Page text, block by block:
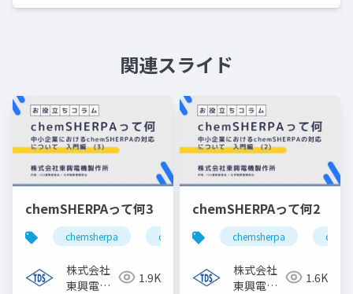
関連スライド
chemSHERPAって何3
chemsherpa chemical management regulation
株式会社
東興電機
1.9K
chemSHERPAって何2
chemsherpa
株式会社
東興電機
1.6K